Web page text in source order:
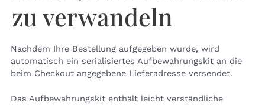
zu verwandeln
Nachdem Ihre Bestellung aufgegeben wurde, wird
automatisch ein serialisiertes Aufbewahrungskit an die
beim Checkout angegebene Lieferadresse versendet.
Das Aufbewahrungskit enthält leicht verständliche